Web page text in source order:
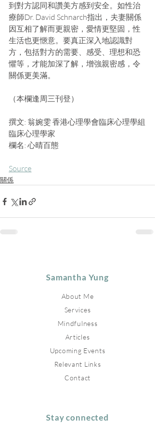
到對方認同和讚美方感到安全。如性治
療師Dr. David Schnarch指出，夫妻關係
因互相了解而更親密，愛情更堅固，性
生活也更愜意。要真正深入地認識對
方，包括對方的需要、感受、理想和恐
懼等，才能加深了解，增強親密感，令
關係更美滿。
（本欄逢周三刊登）
撰文: 翁婉雯 香港心理學會臨床心理學組
臨床心理學家
欄名: 心晴百態
Source
關係
Samantha Yung
About Me
Services
Mindfulness
Articles
Upcoming Events
Relevant Links
Contact
Stay connected